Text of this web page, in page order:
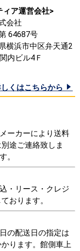
ィア運営会社>
会社
64687号
横浜市中区弁天通2
内ビル4Ｆ
くはこちらから
ーカーにより送料
途ご連絡致しま
。
・リース・クレジ
おります。
の配送日の指定は
ります。館側車上